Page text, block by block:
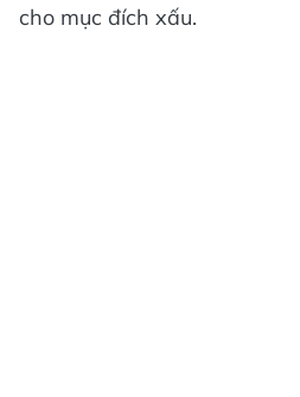
cho mục đích xấu.